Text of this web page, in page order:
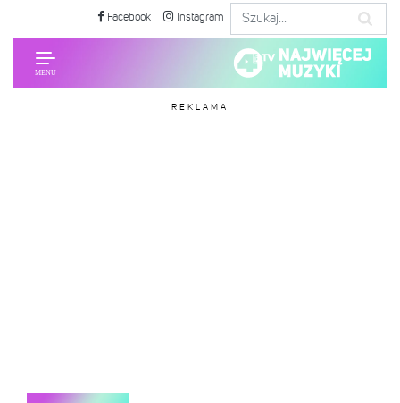
Facebook Instagram
REKLAMA